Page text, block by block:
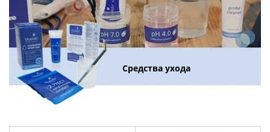
Средства ухода